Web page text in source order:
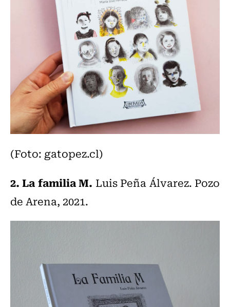
(Foto: gatopez.cl)
2. La familia M. Luis Peña Álvarez. Pozo
de Arena, 2021.